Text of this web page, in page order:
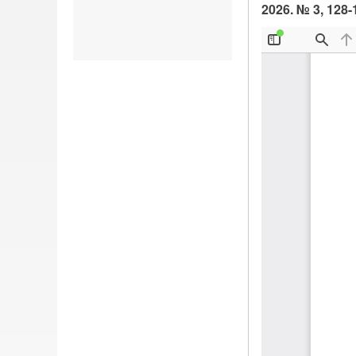
2026. № 3, 128-